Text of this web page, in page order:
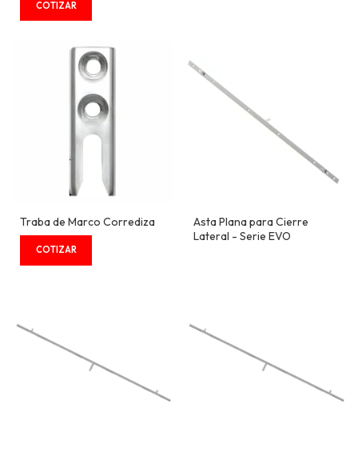
Traba de Marco Corrediza
Asta Plana para Cierre
Lateral - Serie EVO